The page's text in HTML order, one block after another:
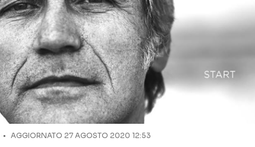
AGGIORNATO 27 AGOSTO 2020 12:53